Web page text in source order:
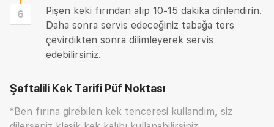
6
Pişen keki fırından alıp 10-15 dakika dinlendirin.
Daha sonra servis edeceğiniz tabağa ters
çevirdikten sonra dilimleyerek servis
edebilirsiniz.
Şeftalili Kek Tarifi Püf Noktası
*Ben fırına girebilen kek tenceresi kullandım, siz